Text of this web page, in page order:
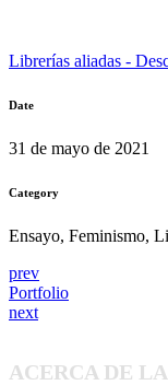
Librerías aliadas -
Date
31 de mayo de 2021
Category
Ensayo, Feminismo,
prev
Portfolio
next
ACERCA DE